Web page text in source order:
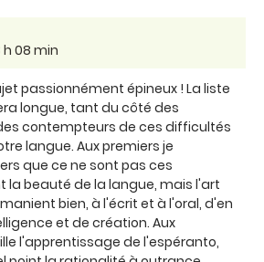
h 08 min
passionnément épineux ! La liste
longue, tant du côté des
contempteurs de ces difficultés
langue. Aux premiers je
que ce ne sont pas ces
la beauté de la langue, mais l'art
bien, à l'écrit et à l'oral, d'en
et de création. Aux
l'apprentissage de l'espéranto,